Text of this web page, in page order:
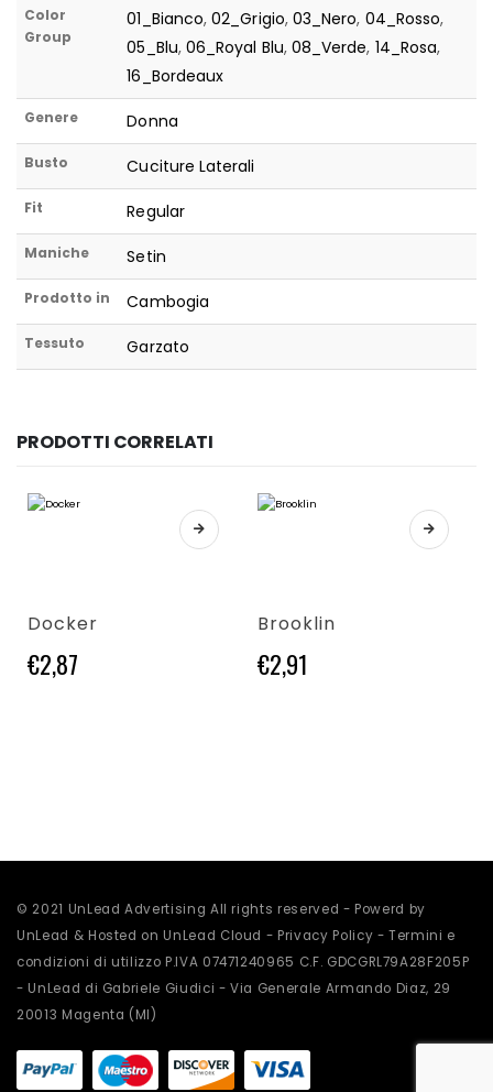
Color
Group
01_Bianco,02_Grigio, 03_Nero, 04_Rosso,
05_Blu, 06_Royal Blu, 08_Verde, 14_Rosa,
16_Bordeaux
Genere Donna
Busto Cuciture Laterali
Fit Regular
Maniche Setin
Prodotto in Cambogia
Tessuto Garzato
PRODOTTI CORRELATI
Questo prodotto ha più varianti. Le opzioni possono essere scelte nella pagina del prodotto
Docker
€2,87
Questo prodotto ha più varianti. Le opzioni possono essere scelte nella pagina del prodotto
Brooklin
€2,91
© 2021 UnLead Advertising All rights reserved - Powerd by
UnLead & Hosted on UnLead Cloud - Privacy Policy -Termini e
condizioni di utilizzo P.IVA 07471240965 C.F. GDCGRL79A28F205P
- UnLead di Gabriele Giudici - Via Generale Armando Diaz, 29
20013 Magenta (MI)